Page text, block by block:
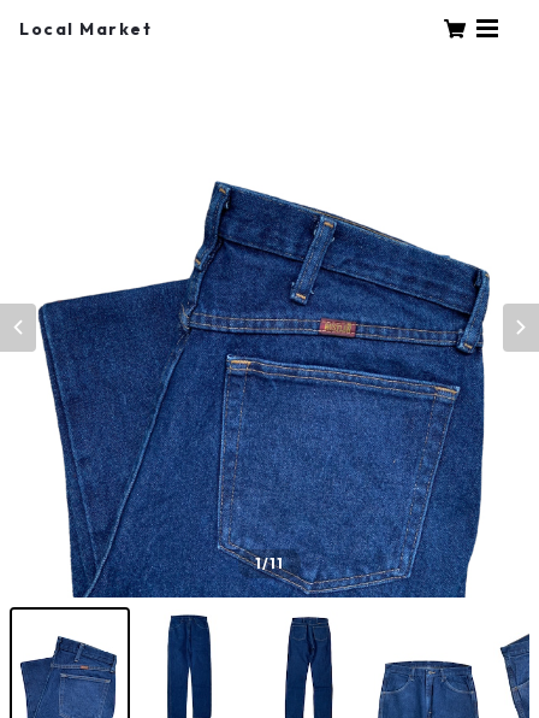
Local Market
1/11